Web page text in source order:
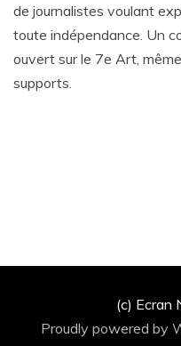
de journalistes voulant
toute indépendance. Un
ouvert sur le 7e Art,
supports.
(c) Ecran
Proudly powered by